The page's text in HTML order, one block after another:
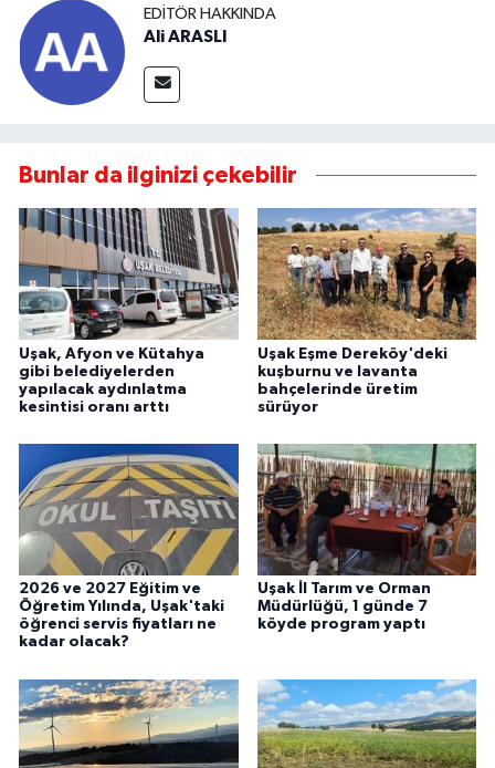
EDITÖR HAKKINDA
Ali ARASLI
Bunlar da ilginizi çekebilir
Uşak, Afyon ve Kütahya
gibi belediyelerden
yapılacak aydınlatma
kesintisi oranı arttı
Uşak Eşme Dereköy'deki
kuşburnu ve lavanta
bahçelerinde üretim
sürüyor
2026 ve 2027 Eğitim ve
Öğretim Yılında, Uşak'taki
öğrenci servis fiyatları ne
kadar olacak?
Uşak İl Tarım ve Orman
Müdürlüğü, 1 günde 7
köyde program yaptı